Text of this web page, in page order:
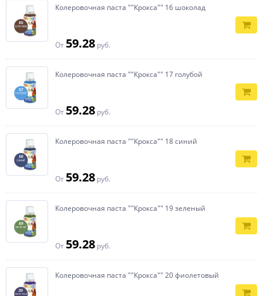
Колеровочная паста ""Крокса"" 16 шоколад
От 59.28 руб.
Колеровочная паста ""Крокса"" 17 голубой
От 59.28 руб.
Колеровочная паста ""Крокса"" 18 синий
От 59.28 руб.
Колеровочная паста ""Крокса"" 19 зеленый
От 59.28 руб.
Колеровочная паста ""Крокса"" 20 фиолетовый